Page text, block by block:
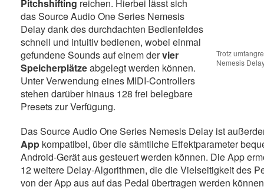
Trotz
Nemesis
Pitchshifting reichen. Hierbei lässt sich
das Source Audio One Series Nemesis
Delay dank des durchdachten Bedienfeldes
schnell und intuitiv bedienen, wobei einmal
gefundene Sounds auf einem dervier
Speicherplätzeabgelegt werden können.
Unter Verwendung eines MIDI-Controllers
stehen darüber hinaus 128 frei belegbare
Presets zur Verfügung.
Das Source Audio One Series Nemesis Delay ist
App kompatibel, über die sämtliche Effektparameter
Android-Gerät aus gesteuert werden können. Die App
12 weitere Delay-Algorithmen, die die Vielseitigkeit des
von der App aus auf das Pedal übertragen werden